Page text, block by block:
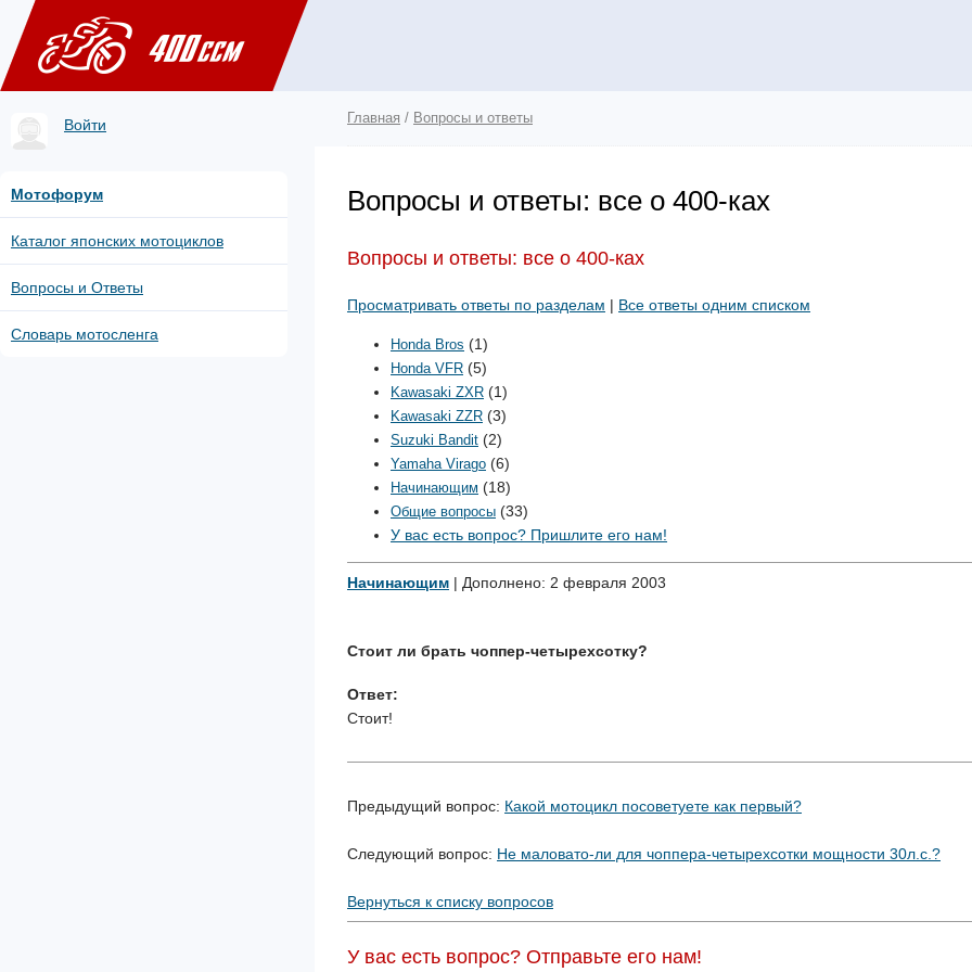
Войти
Мотофорум
Каталог японских мотоциклов
Вопросы и Ответы
Словарь мотосленга
Главная / Вопросы и ответы
Вопросы и ответы: все о 400-ках
Вопросы и ответы: все о 400-ках
Просматривать ответы по разделам | Все ответы одним списком
Honda Bros (1)
Honda VFR (5)
Kawasaki ZXR (1)
Kawasaki ZZR (3)
Suzuki Bandit (2)
Yamaha Virago (6)
Начинающим (18)
Общие вопросы (33)
У вас есть вопрос? Пришлите его нам!
Начинающим | Дополнено: 2 февраля 2003
Стоит ли брать чоппер-четырехсотку?
Ответ:
Стоит!
Предыдущий вопрос: Какой мотоцикл посоветуете как первый?
Следующий вопрос: Не маловато-ли для чоппера-четырехсотки мощности 30л.с.?
Вернуться к списку вопросов
У вас есть вопрос? Отправьте его нам!